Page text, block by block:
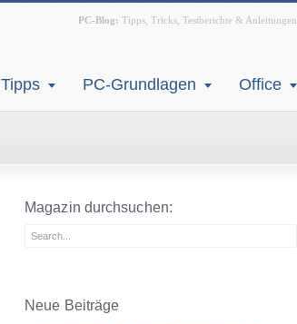
PC-Blog: Tipps, Tricks, Testberichte & Anleitungen
Tipps PC-Grundlagen Office
Magazin durchsuchen:
Neue Beiträge